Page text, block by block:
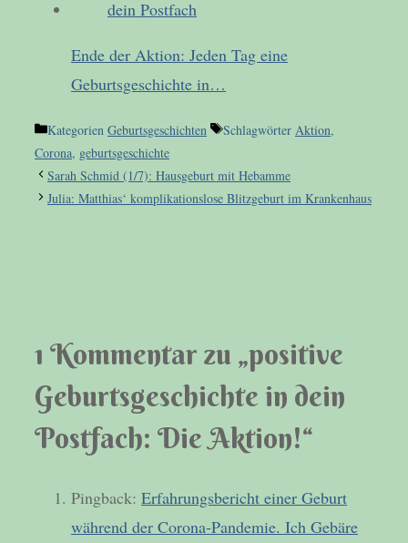
Ende der Aktion: Jeden Tag eine
Geburtsgeschichte in…
Kategorien Geburtsgeschichten Schlagwörter Aktion,
Corona, geburtsgeschichte
Sarah Schmid (1/7): Hausgeburt mit Hebamme
Julia: Matthias‘ komplikationslose Blitzgeburt im Krankenhaus
1 Kommentar zu „positive
Geburtsgeschichte in dein
Postfach: Die Aktion!“
Pingback: Erfahrungsbericht einer Geburt
während der Corona-Pandemie. Ich Gebäre